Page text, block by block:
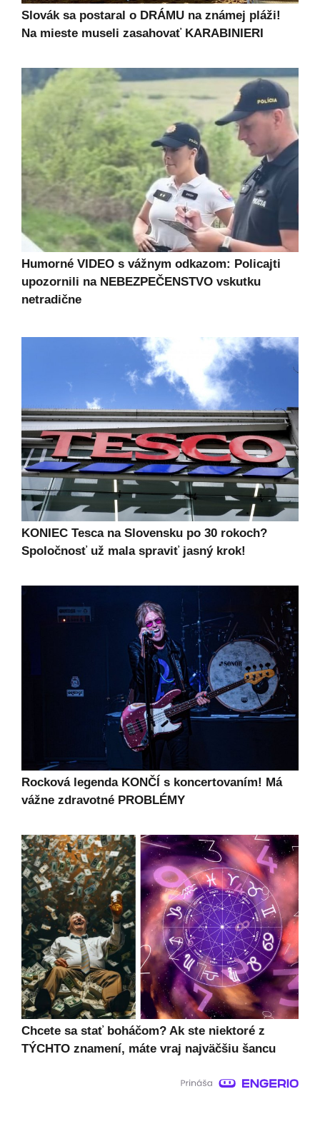
Slovák sa postaral o DRÁMU na známej pláži!
Na mieste museli zasahovať KARABINIERI
Humorné VIDEO s vážnym odkazom: Policajti
upozornili na NEBEZPEČENSTVO vskutku
netradične
KONIEC Tesca na Slovensku po 30 rokoch?
Spoločnosť už mala spraviť jasný krok!
Rocková legenda KONČÍ s koncertovaním! Má
vážne zdravotné PROBLÉMY
Chcete sa stať boháčom? Ak ste niektoré z
TÝCHTO znamení, máte vraj najväčšiu šancu